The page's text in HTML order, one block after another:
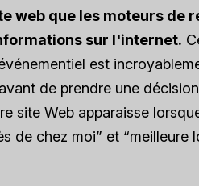
web que les moteurs de
sur l'internet.
est
de prendre une
site Web apparaisse
de chez moi” et “meilleure